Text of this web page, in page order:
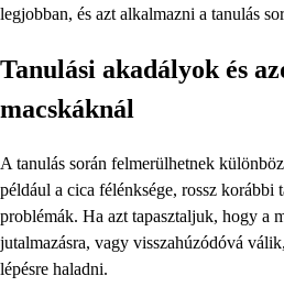
legjobban, és azt alkalmazni a tanulás
Tanulási akadályok és
macskáknál
A tanulás során felmerülhetnek
például a cica félénksége, rossz korábbi
problémák. Ha azt tapasztaljuk, hogy a
jutalmazásra, vagy visszahúzódóvá
lépésre haladni.